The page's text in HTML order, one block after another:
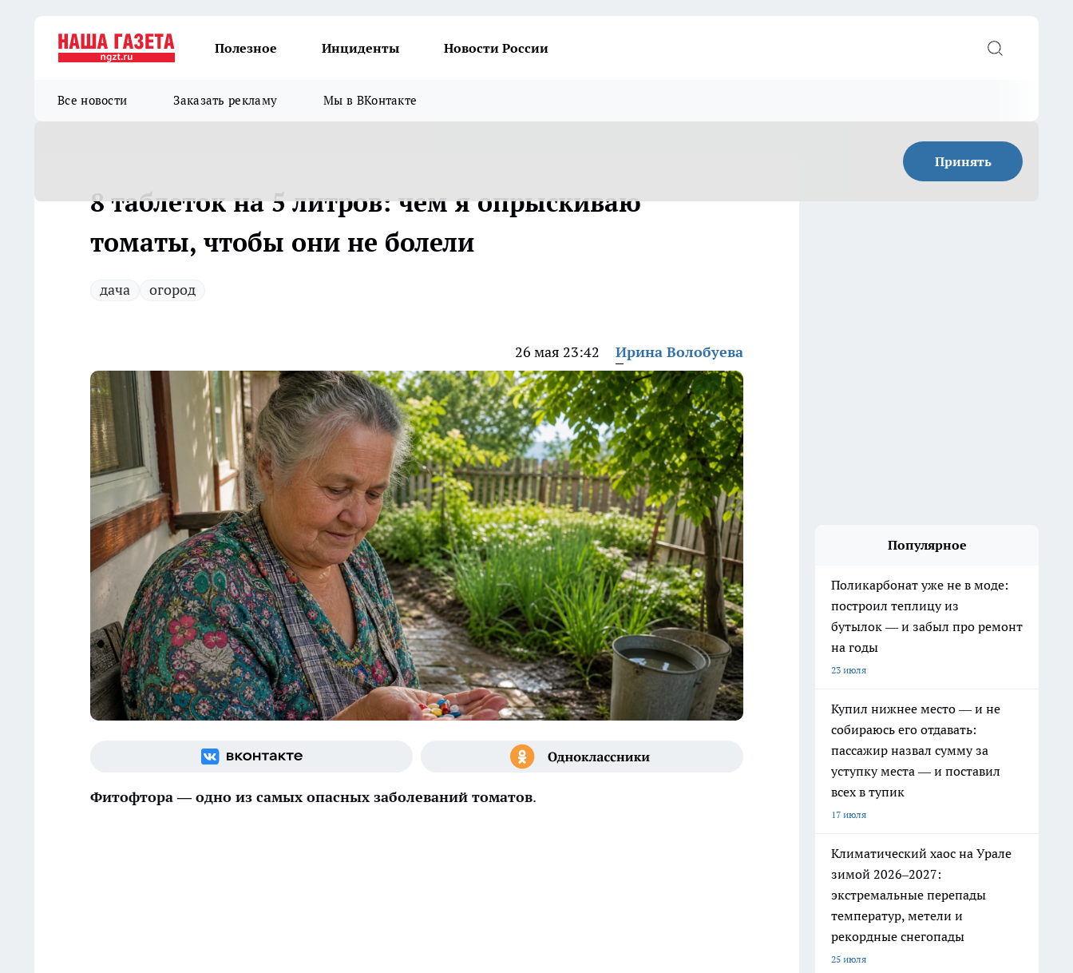
Полезное Инциденты Новости России
Все новости Заказать рекламу Мы в ВКонтакте
Принять
8 таблеток на 5 литров: чем я опрыскиваю
томаты, чтобы они не болели
дача огород
26 мая 23:42 Ирина Волобуева
Фитофтора — одно из самых опасных заболеваний томатов.
Популярное
Поликарбонат уже не в моде:
построил теплицу из
бутылок — и забыл про ремонт
на годы
23 июля
Купил нижнее место — и не
собираюсь его отдавать:
пассажир назвал сумму за
уступку места — и поставил
всех в тупик
17 июля
Климатический хаос на Урале
зимой 2026–2027:
экстремальные перепады
температур, метели и
рекордные снегопады
25 июля